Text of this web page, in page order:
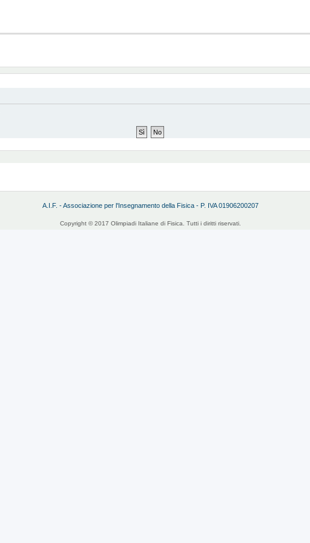
A.I.F. - Associazione per l'Insegnamento della Fisica - P. IVA 01906200207
Copyright © 2017 Olimpiadi Italiane di Fisica. Tutti i diritti riservati.